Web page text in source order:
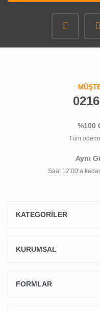
%100
Tüm
Aynı
Saat 12:00’a
KATEGORİLER
KURUMSAL
FORMLAR